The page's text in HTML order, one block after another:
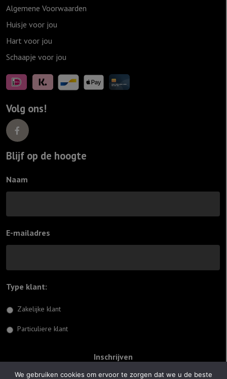
Algemene Voorwaarden
Huisje voor jou
Hart voor jou
Schaapje voor jou
Volg ons!
Blijf op de hoogte
Naam
E-mailadres
Type klant:
Zakelijke klant
Particuliere klant
We gebruiken cookies om ervoor te zorgen dat we u de beste